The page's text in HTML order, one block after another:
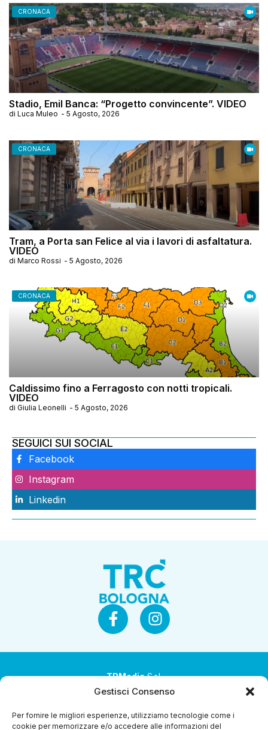
Gestisci Consenso
Per fornire le migliori esperienze, utilizziamo tecnologie come i
cookie per memorizzare e/o accedere alle informazioni del
CRONACA
Stadio, Emil Banca: “Progetto convincente”. VIDEO
di Luca Muleo - 5 Agosto, 2026
CRONACA
Tram, a Porta san Felice al via i lavori di asfaltatura.
VIDEO
di Marco Rossi - 5 Agosto, 2026
CRONACA
Caldissimo fino a Ferragosto con notti tropicali.
VIDEO
di Giulia Leonelli - 5 Agosto, 2026
SEGUICI SUI SOCIAL
Facebook
Instagram
Linkedin
TRMediaS.r.l.
Società a socio unico
Società sottoposta ad attività di direzione e